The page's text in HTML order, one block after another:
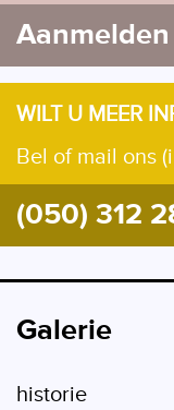
Aanmelden
WILT U MEER
Bel of mail ons
(050) 312
Galerie
historie